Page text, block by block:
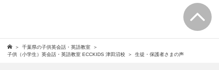
千葉県の子供英会話・英語教室
子供（小学生）英会話・英語教室 ECCKIDS 津田沼校
生徒・保護者さまの声